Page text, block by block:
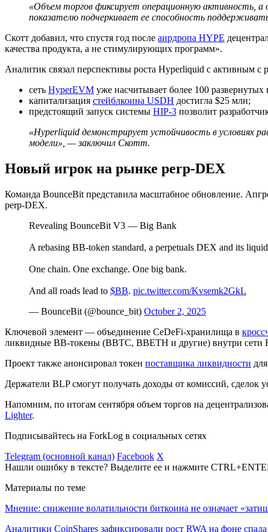
«Объем торгов фиксирует операционную активность,
показателю подчеркивает ее способность
Скотт добавил, что спустя год после аирдропа HYPE
качества продукта, а не стимулирующих программ».
Аналитик связал перспективы роста Hyperliquid с активным с
сеть HyperEVM уже насчитывает более 100 развернутых
капитализация стейблкоина USDH достигла $25 млн;
предстоящий запуск системы HIP-3 позволит
«Hyperliquid демонстрирует устойчивость в условиях
модели», — заключил Скотт.
Новый игрок на рынке perp-DEX
Команда BounceBit представила масштабное обновление.
perp-DEX.
Revealing BounceBit V3 — Big Bank
A rebasing BB-token standard, a perpetuals DEX and its
One chain. One exchange. One big bank.
And all roads lead to $BB. pic.twitter.com/Kvsemk2GkL
— BounceBit (@bounce_bit) October 2, 2025
Ключевой элемент — объединение CeDeFi-хранилища в
ликвидные BB-токены (BBTC, BBETH и другие) внутри сети
Проект также анонсировал токен поставщика ликвидности
Держатели BLP смогут получать доходы от комиссий, сделок
Напомним, по итогам сентября объем торгов на
Lighter.
Подписывайтесь на ForkLog в социальных сетях
Telegram (основной канал) Facebook X
Нашли ошибку в тексте? Выделите ее и нажмите
Материалы по теме
Мнение: снижение волатильности биткоина не означает
Аналитики CoinShares зафиксировали рост RWA на фоне